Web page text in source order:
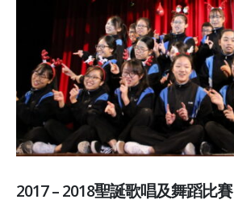
2017 – 2018聖誕歌唱及舞蹈比賽